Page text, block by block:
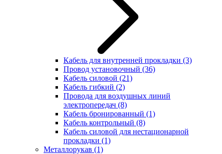
Кабель для внутренней прокладки (3)
Провод установочный (36)
Кабель силовой (21)
Кабель гибкий (2)
Провода для воздушных линий
электропередач (8)
Кабель бронированный (1)
Кабель контрольный (8)
Кабель силовой для нестационарной
прокладки (1)
Металлорукав (1)